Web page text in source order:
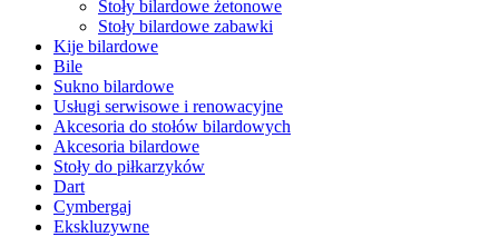
Stoły bilardowe żetonowe
Stoły bilardowe zabawki
Kije bilardowe
Bile
Sukno bilardowe
Usługi serwisowe i renowacyjne
Akcesoria do stołów bilardowych
Akcesoria bilardowe
Stoły do piłkarzyków
Dart
Cymbergaj
Ekskluzywne